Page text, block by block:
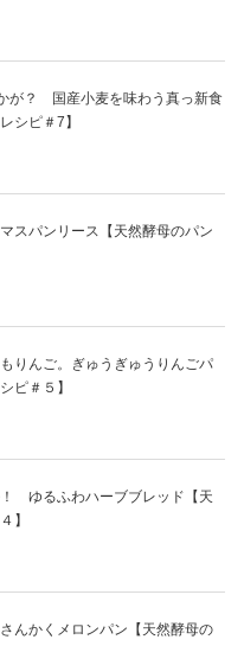
が？ 国産小麦を味わう真っ新食
シピ＃7】
スパンリース【天然酵母のパン
りんご。ぎゅうぎゅうりんごパ
ピ＃５】
ゆるふわハーブブレッド【天
】
んかくメロンパン【天然酵母の